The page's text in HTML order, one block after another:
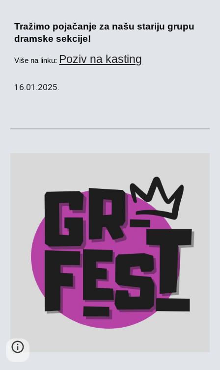
Tražimo pojačanje za našu stariju grupu
dramske sekcije!
Više na linku: Poziv na kasting
16.01.2025.